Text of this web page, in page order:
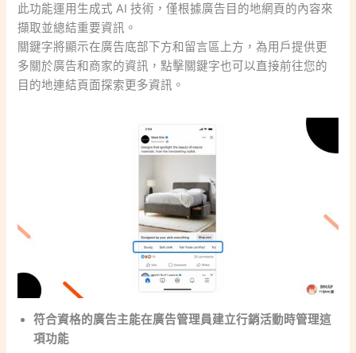
此功能運用生成式 AI 技術，僅根據廣告目的地網頁的內容來
擷取並總結重要資訊。
關鍵字將顯示在廣告底部下方和留言區上方，為用戶提供更
多關於廣告和商家的資訊，點擊關鍵字也可以直接前往您的
目的地連結頁面探索更多資訊。
符合資格的廣告主能在廣告管理員建立行銷活動時管理這
項功能